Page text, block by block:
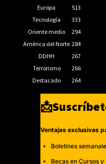
Europa
513
Tecnología
333
Oriente medio
294
América del Norte 284
DDHH
267
Terrorismo
266
Destacado
264
Ventajas exclusivas
Boletines
Becas en Cursos